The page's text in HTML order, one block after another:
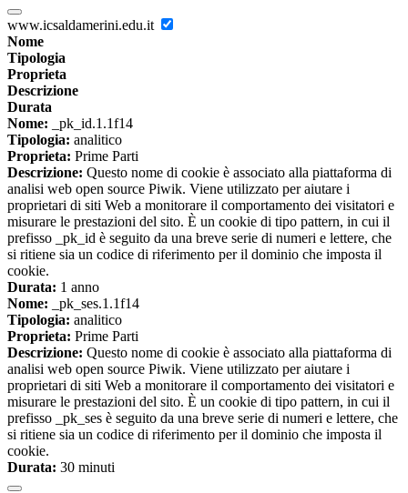
www.icsaldamerini.edu.it
Nome
Tipologia
Proprieta
Descrizione
Durata
Nome: _pk_id.1.1f14
Tipologia: analitico
Proprieta: Prime Parti
Descrizione: Questo nome di cookie è associato alla piattaforma di
analisi web open source Piwik. Viene utilizzato per aiutare i
proprietari di siti Web a monitorare il comportamento dei visitatori e
misurare le prestazioni del sito. È un cookie di tipo pattern, in cui il
prefisso _pk_id è seguito da una breve serie di numeri e lettere, che
si ritiene sia un codice di riferimento per il dominio che imposta il
cookie.
Durata: 1 anno
Nome: _pk_ses.1.1f14
Tipologia: analitico
Proprieta: Prime Parti
Descrizione: Questo nome di cookie è associato alla piattaforma di
analisi web open source Piwik. Viene utilizzato per aiutare i
proprietari di siti Web a monitorare il comportamento dei visitatori e
misurare le prestazioni del sito. È un cookie di tipo pattern, in cui il
prefisso _pk_ses è seguito da una breve serie di numeri e lettere, che
si ritiene sia un codice di riferimento per il dominio che imposta il
cookie.
Durata: 30 minuti